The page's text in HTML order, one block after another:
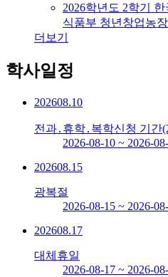
2026학년도 2학기
식품부 청년창업농
더보기
학사일정
202608.10
전과․휴학․복학신청 기간
2026-08-10 ~ 2026-
202608.15
광복절
2026-08-15 ~ 2026-
202608.17
대체휴일
2026-08-17 ~ 2026-